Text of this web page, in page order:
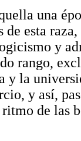
una
de esta
y
rango,
y la
y así,
de las